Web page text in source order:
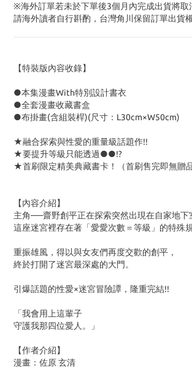
※海外訂單若未於下單後3個月內完成出貨將取
請海外讀者自行斟酌，台灣角川保留訂單出貨權
【特裝版內容收錄】
●本集漫畫With特別設計書衣
●全套漫畫收藏書盒
●布掛畫(含組裝桿)(尺寸：L30cm×W50cm)
★融合探索與性愛的重量級話題作!!
★要提升等級只能透過●●!?
★首刷限定精美典藏書卡！（首刷售完即無贈品
【內容介紹】
主角──齋野創平正在探索突然出現在自家地下
這座迷宮裡存在著「愛愛次數＝等級」的特殊規
重振雄風，得以與女友們再度交歡的創平，
終於打開了迷宮最深處的大門。
引爆話題的性愛×迷宮冒險譚，隆重完結!!
「我會用上這輩子
守護我那四位愛人。」
【作者介紹】
漫畫：佐原 玄清